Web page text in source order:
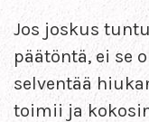
Jos joskus
päätöntä, ei se
selventää
toimii ja